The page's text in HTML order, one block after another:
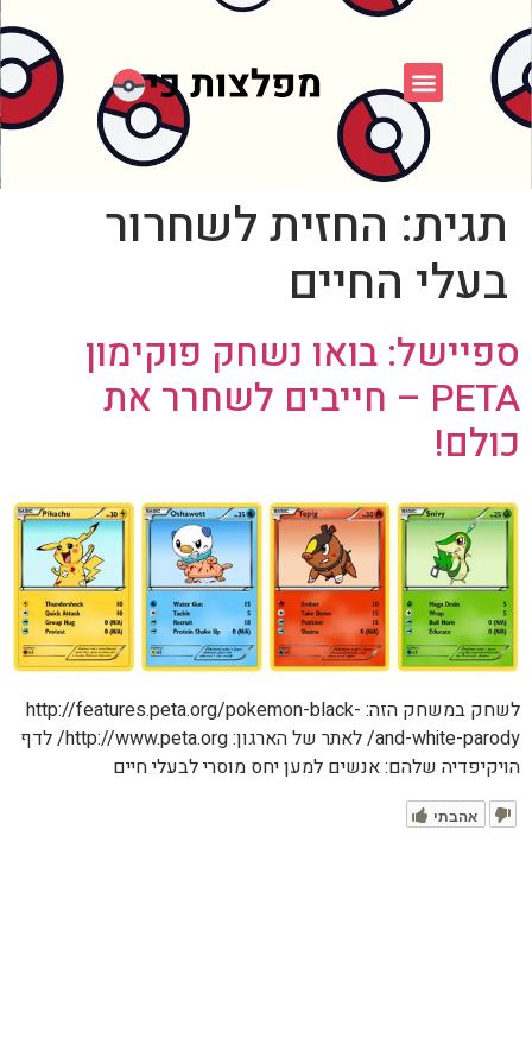
תגית: החזית לשחרור
בעלי החיים
ספיישל: בואו נשחק פוקימון
PETA – חייבים לשחרר את
כולם!
לשחק במשחק הזה: http://features.peta.org/pokemon-black-
and-white-parody/ לאתר של הארגון: http://www.peta.org/ לדף
הויקיפדיה שלהם: אנשים למען יחס מוסרי לבעלי חיים
אהבתי